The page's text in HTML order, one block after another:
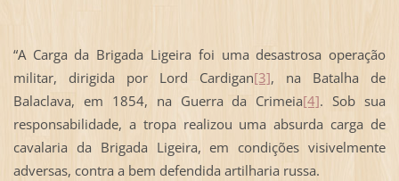
“A Carga da Brigada Ligeira foi uma desastrosa operação
militar, dirigida por Lord Cardigan[3], na Batalha de
Balaclava, em 1854, na Guerra da Crimeia[4]. Sob sua
responsabilidade, a tropa realizou uma absurda carga de
cavalaria da Brigada Ligeira, em condições visivelmente
adversas, contra a bem defendida artilharia russa.